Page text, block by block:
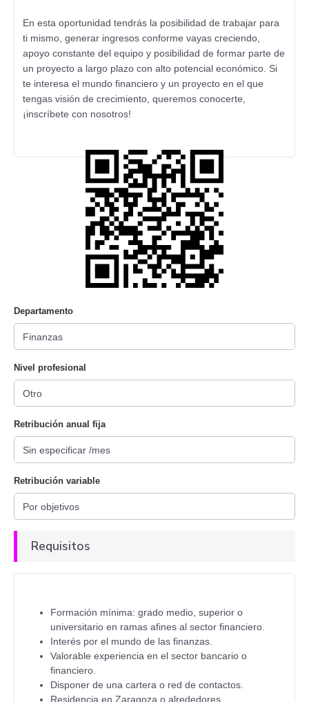
En esta oportunidad tendrás la posibilidad de trabajar para
ti mismo, generar ingresos conforme vayas creciendo,
apoyo constante del equipo y posibilidad de formar parte de
un proyecto a largo plazo con alto potencial económico. Si
te interesa el mundo financiero y un proyecto en el que
tengas visión de crecimiento, queremos conocerte,
¡inscríbete con nosotros!
Departamento
Nivel profesional
Retribución anual fija
Retribución variable
Requisitos
Formación mínima: grado medio, superior o
universitario en ramas afines al sector financiero.
Interés por el mundo de las finanzas.
Valorable experiencia en el sector bancario o
financiero.
Disponer de una cartera o red de contactos.
Residencia en Zaragoza o alrededores